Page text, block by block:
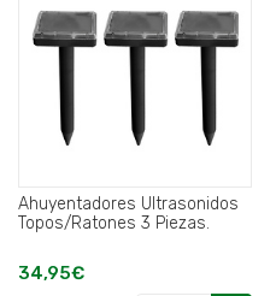
Ahuyentadores Ultrasonidos
Topos/Ratones 3 Piezas.
34,95€